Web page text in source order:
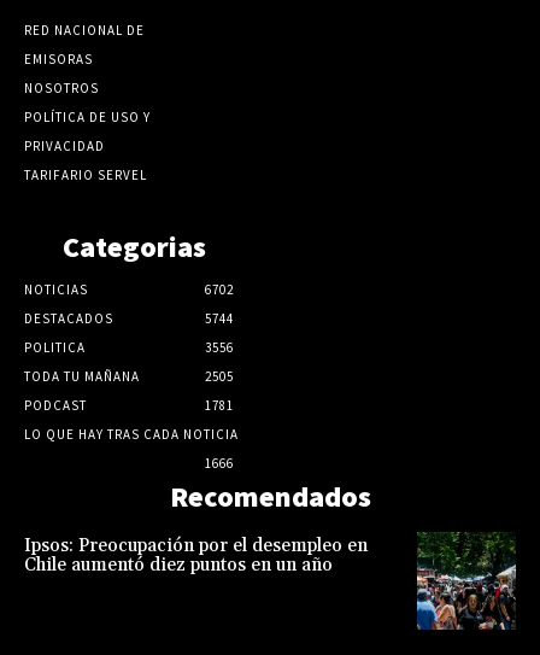
RED NACIONAL DE
EMISORAS
NOSOTROS
POLÍTICA DE USO Y
PRIVACIDAD
TARIFARIO SERVEL
Categorias
NOTICIAS
6702
DESTACADOS
5744
POLITICA
3556
TODA TU MAÑANA
2505
PODCAST
1781
LO QUE HAY TRAS CADA NOTICIA
1666
Recomendados
Ipsos: Preocupación por el desempleo en
Chile aumentó diez puntos en un año